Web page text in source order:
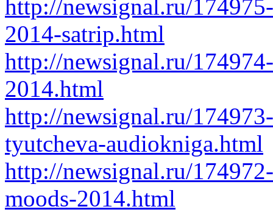
http://newsignal.ru/
2014-satrip.html
http://newsignal.ru/
2014.html
http://newsignal.ru/
tyutcheva-audiokniga.html
http://newsignal.ru/
moods-2014.html